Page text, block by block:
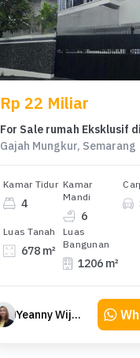
Rp 22 Miliar
Gajah Mungkur, Semarang
Kamar Tidur
4
Kamar
Mandi
6
Luas Tanah
678 m²
Luas
Bangunan
1206 m²
Yeanny Wijaya